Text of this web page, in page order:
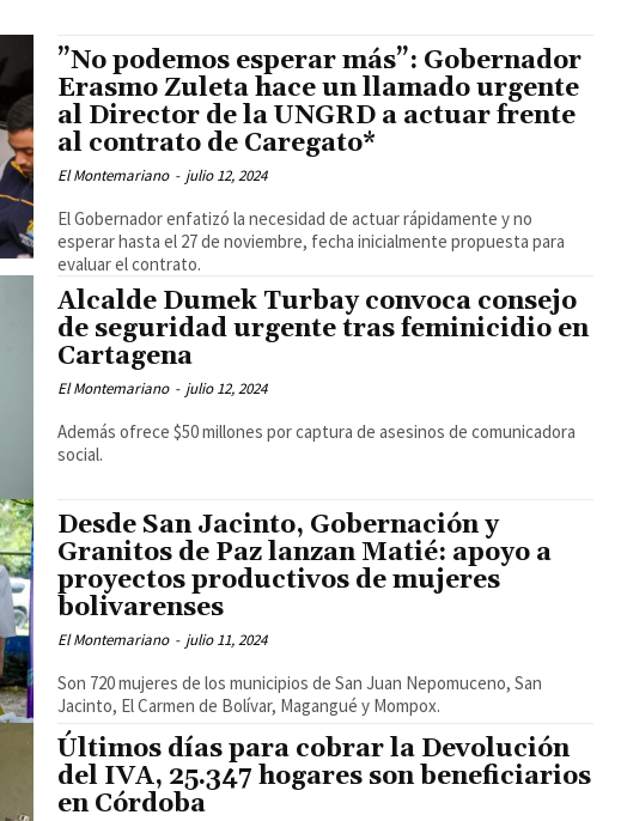
”No podemos esperar más”: Gobernador
Erasmo Zuleta hace un llamado urgente
al Director de la UNGRD a actuar frente
al contrato de Caregato*
El Montemariano - julio 12, 2024
El Gobernador enfatizó la necesidad de actuar rápidamente y no
esperar hasta el 27 de noviembre, fecha inicialmente propuesta para
evaluar el contrato.
Alcalde Dumek Turbay convoca consejo
de seguridad urgente tras feminicidio en
Cartagena
El Montemariano - julio 12, 2024
Además ofrece $50 millones por captura de asesinos de comunicadora
social.
Desde San Jacinto, Gobernación y
Granitos de Paz lanzan Matié: apoyo a
proyectos productivos de mujeres
bolivarenses
El Montemariano - julio 11, 2024
Son 720 mujeres de los municipios de San Juan Nepomuceno, San
Jacinto, El Carmen de Bolívar, Magangué y Mompox.
Últimos días para cobrar la Devolución
del IVA, 25.347 hogares son beneficiarios
en Córdoba